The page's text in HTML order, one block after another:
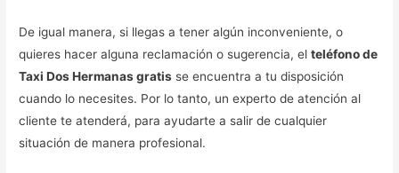
De igual manera, si llegas a tener algún inconveniente, o
quieres hacer alguna reclamación o sugerencia, elteléfono de
Taxi Dos Hermanas gratis se encuentra a tu disposición
cuando lo necesites. Por lo tanto, un experto de atención al
cliente te atenderá, para ayudarte a salir de cualquier
situación de manera profesional.